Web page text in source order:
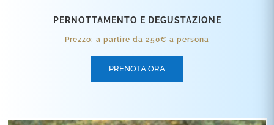
PERNOTTAMENTO E DEGUSTAZIONE
Prezzo: a partire da 250€ a persona
PRENOTA ORA